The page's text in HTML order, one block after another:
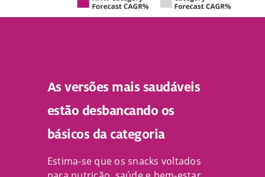
As versões mais saudáveis
estão desbancando os
básicos da categoria
Estima-se que os snacks voltados